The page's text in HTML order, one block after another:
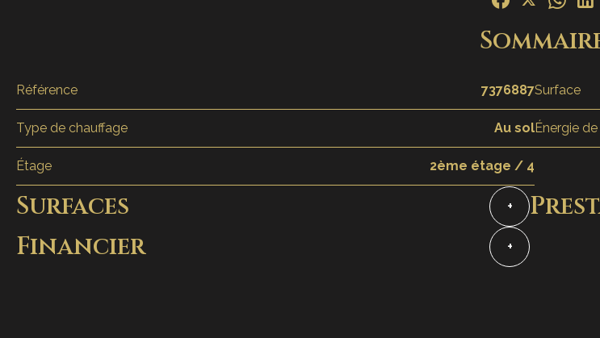
Référence 7376887Surface
Type de chauffage Au solÉnergie
Étage 2ème étage / 4
Surfaces +
Financier +